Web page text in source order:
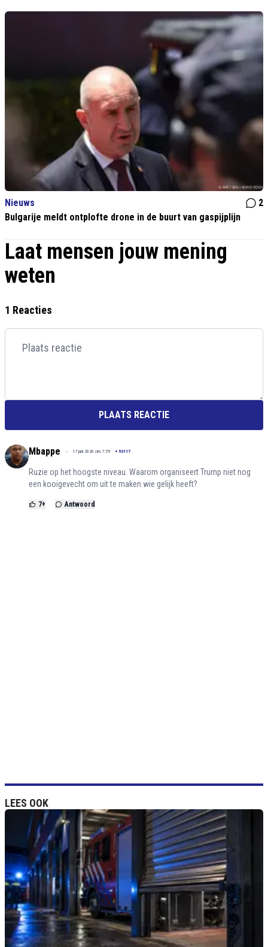
Nieuws
2
Bulgarije meldt ontplofte drone in de buurt van gaspijplijn
Laat mensen jouw mening
weten
1 Reacties
PLAATS REACTIE
Mbappe 17 juni 2026 om 7:59 + 93117
Ruzie op het hoogste niveau. Waarom organiseert Trump niet nog
een kooigevecht om uit te maken wie gelijk heeft?
7+ Antwoord
LEES OOK